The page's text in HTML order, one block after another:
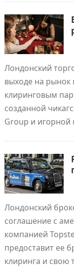
Лондонский
выходе на рынок
клиринговым
созданной
Group и игорной
Лондонский
соглашение с
компанией
предоставит ее
клиринга и свою